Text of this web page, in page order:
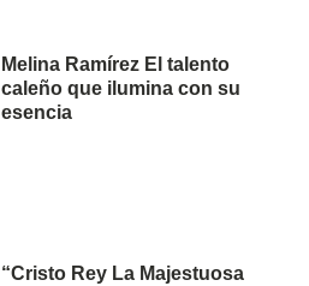
Melina Ramírez El talento
caleño que ilumina con su
esencia
“Cristo Rey La Majestuosa